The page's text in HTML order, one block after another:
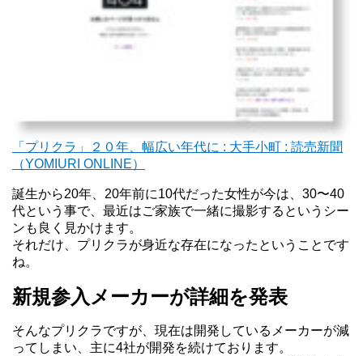
「プリクラ」２０年、幅広い年代に : 大手小町 : 読売新聞
（YOMIURI ONLINE）
誕生から20年、20年前に10代だった女性が今は、30〜40
代という事で、最近はご家族で一緒に撮影するというシー
ンも良く見かけます。
それだけ、プリクラが身近な存在になったということです
ね。
新規参入メーカーが詳細を発表
そんなプリクラですが、現在は開発しているメーカーが減
ってしまい、主に4社が開発を続けております。